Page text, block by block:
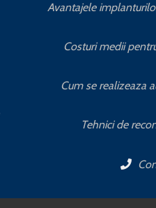
Avantajele
Costuri medii
Cum se realizeaza
Tehnici de